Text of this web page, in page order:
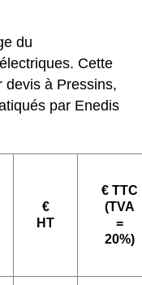
du
Cette
devis à Pressins,
par Enedis
€
HT
€ TTC
(TVA
=
20%)